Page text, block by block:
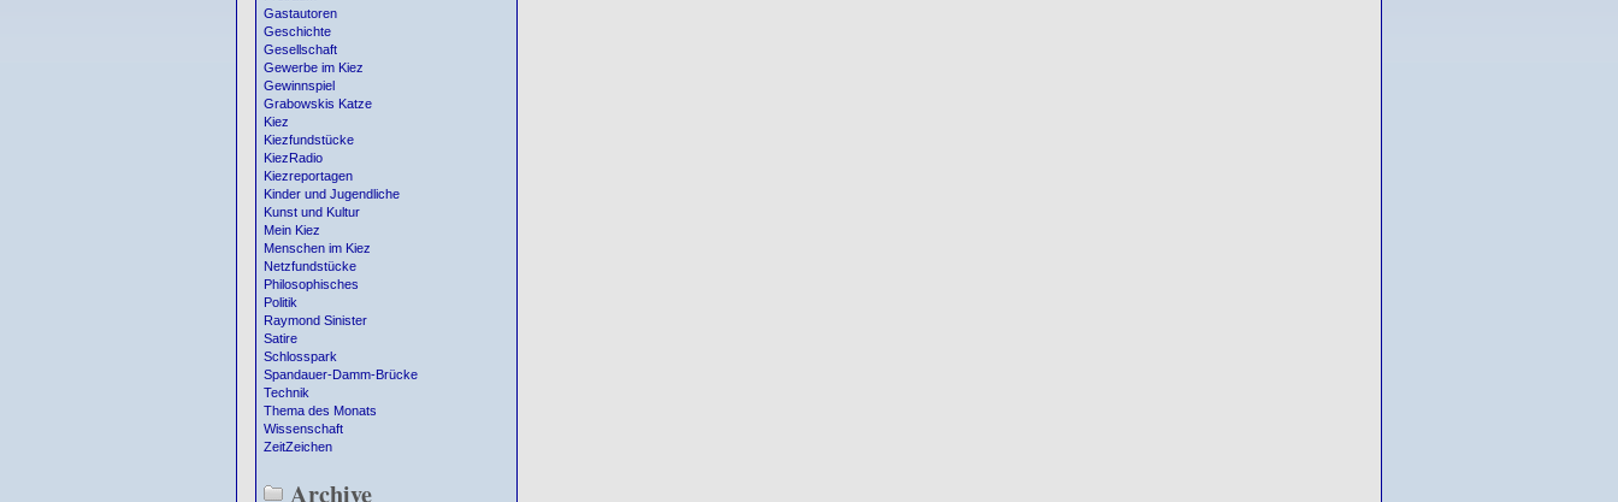
Gastautoren
Geschichte
Gesellschaft
Gewerbe im Kiez
Gewinnspiel
Grabowskis Katze
Kiez
Kiezfundstücke
KiezRadio
Kiezreportagen
Kinder und Jugendliche
Kunst und Kultur
Mein Kiez
Menschen im Kiez
Netzfundstücke
Philosophisches
Politik
Raymond Sinister
Satire
Schlosspark
Spandauer-Damm-Brücke
Technik
Thema des Monats
Wissenschaft
ZeitZeichen
Archive